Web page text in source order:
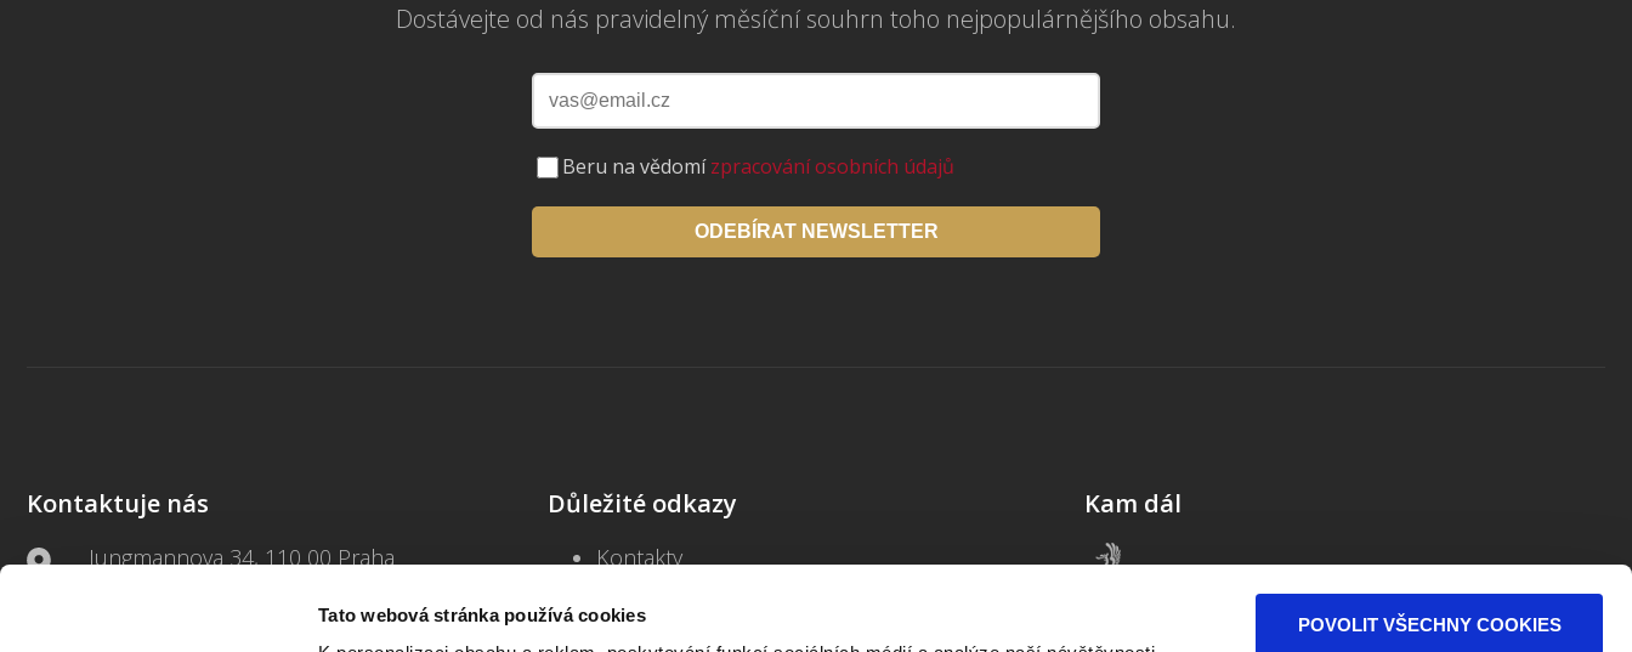
Tato webová stránka používá cookies
POVOLIT VŠECHNY COOKIES
Dostávejte od nás pravidelný měsíční souhrn toho nejpopulárnějšího obsahu.
Beru na vědomízpracování osobních údajů
ODEBÍRAT NEWSLETTER
Kontaktuje nás
Jungmannova 34, 110 00 Praha
Důležité odkazy
Kontakty
Blog
Často kladené dotazy
Kam dál